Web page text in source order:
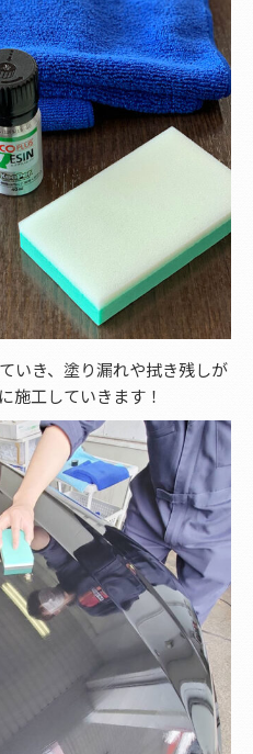
いき、塗り漏れや拭き残しが
施工していきます！